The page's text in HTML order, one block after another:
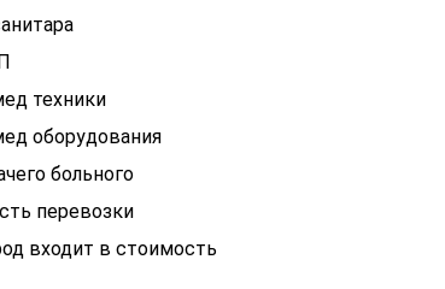
техники
оборудования
больного
перевозки
входит в стоимость